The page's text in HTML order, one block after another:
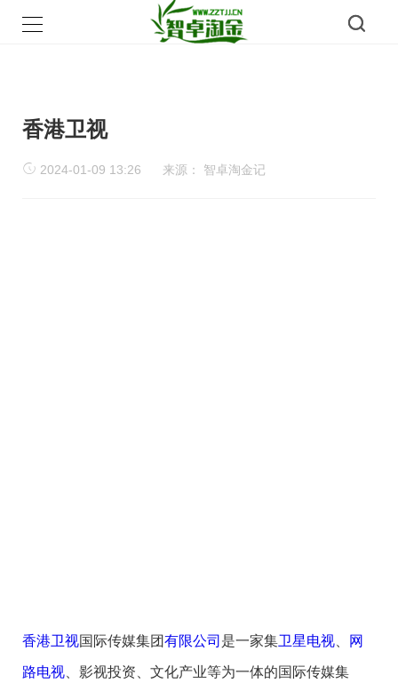
香港卫视
2024-01-09 13:26 来源： 智卓淘金记
香港卫视国际传媒集团有限公司 是一家集卫星电视 网
路电视 、影视投资、文化产业等为一体的国际传媒集